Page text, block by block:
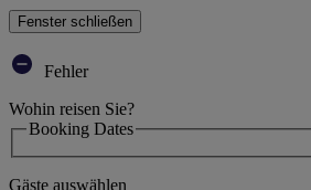
Fenster schließen
Fehler
Wohin reisen Sie?
Booking Dates
Gäste auswählen